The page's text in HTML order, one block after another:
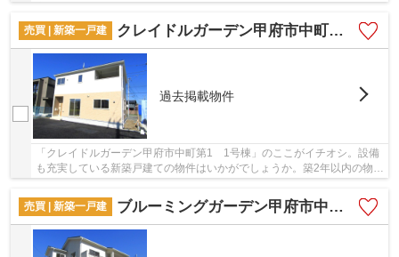
売買 | 新築一戸建
クレイドルガーデン甲府市中町第1 1号棟
過去掲載物件
「クレイドルガーデン甲府市中町第1 1号棟」のここがイチオシ。設備
も充実している新築戸建ての物件はいかがでしょうか。築2年以内の物件
売買 | 新築一戸建
ブルーミングガーデン甲府市中町 2号棟